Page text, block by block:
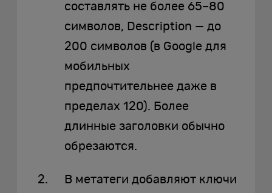
составлять не более 65–80
символов, Description — до
200 символов (в Google для
мобильных
предпочтительнее даже в
пределах 120). Более
длинные заголовки обычно
обрезаются.
В метатеги добавляют ключи